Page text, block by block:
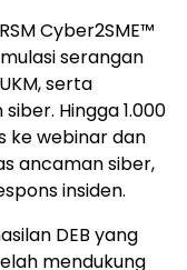
Cyber2SME™
serangan
serta
Hingga 1.000
ke webinar dan
ancaman siber,
insiden.
DEB yang
mendukung